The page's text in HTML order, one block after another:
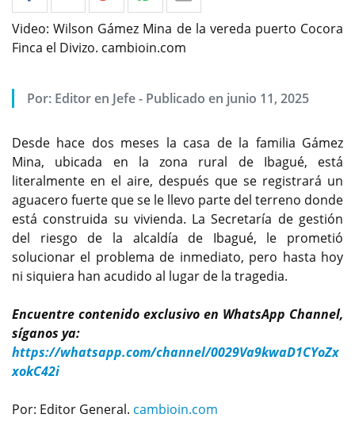
Video: Wilson Gámez Mina de la vereda puerto Cocora
Finca el Divizo. cambioin.com
Por: Editor en Jefe - Publicado en junio 11, 2025
Desde hace dos meses la casa de la familia Gámez
Mina, ubicada en la zona rural de Ibagué, está
literalmente en el aire, después que se registrará un
aguacero fuerte que se le llevo parte del terreno donde
está construida su vivienda. La Secretaría de gestión
del riesgo de la alcaldía de Ibagué, le prometió
solucionar el problema de inmediato, pero hasta hoy
ni siquiera han acudido al lugar de la tragedia.
Encuentre contenido exclusivo en WhatsApp Channel,
síganos ya:
https://whatsapp.com/channel/0029Va9kwaD1CYoZx
xokC42i
Por: Editor General. cambioin.com